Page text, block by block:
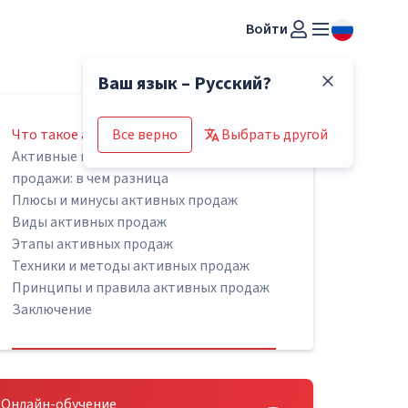
Войти
Ваш язык – Русский?
Все верно Выбрать другой
Что такое активные продажи
Активные продажи vs пассивные
продажи: в чем разница
Плюсы и минусы активных продаж
Виды активных продаж
Этапы активных продаж
Техники и методы активных продаж
Принципы и правила активных продаж
Заключение